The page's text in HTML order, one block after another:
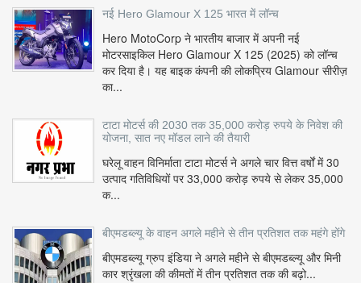
नई Hero Glamour X 125 भारत में लॉन्च
Hero MotoCorp ने भारतीय बाजार में अपनी नई
मोटरसाइकिल Hero Glamour X 125 (2025) को लॉन्च
कर दिया है। यह बाइक कंपनी की लोकप्रिय Glamour सीरीज़
का...
टाटा मोटर्स की 2030 तक 35,000 करोड़ रुपये के निवेश की
योजना, सात नए मॉडल लाने की तैयारी
घरेलू वाहन विनिर्माता टाटा मोटर्स ने अगले चार वित्त वर्षों में 30
उत्पाद गतिविधियों पर 33,000 करोड़ रुपये से लेकर 35,000
क...
बीएमडब्ल्यू के वाहन अगले महीने से तीन प्रतिशत तक महंगे होंगे
बीएमडब्ल्यू ग्रुप इंडिया ने अगले महीने से बीएमडब्ल्यू और मिनी
कार श्रृंखला की कीमतों में तीन प्रतिशत तक की बढ़ो...